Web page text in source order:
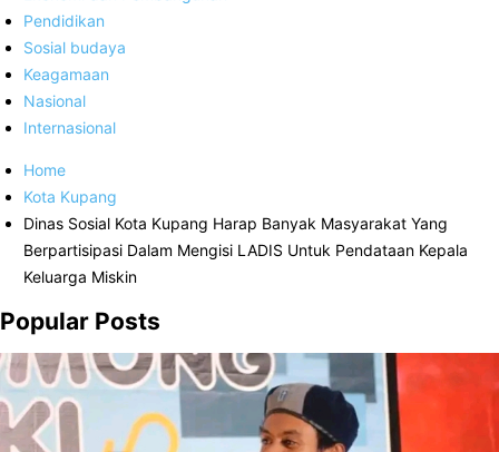
Pendidikan
Sosial budaya
Keagamaan
Nasional
Internasional
Home
Kota Kupang
Dinas Sosial Kota Kupang Harap Banyak Masyarakat Yang
Berpartisipasi Dalam Mengisi LADIS Untuk Pendataan Kepala
Keluarga Miskin
Popular Posts